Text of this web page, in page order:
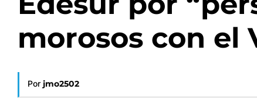
morosos con el
Por jmo2502